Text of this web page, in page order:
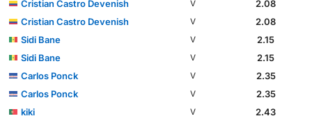
Cristian Castro Devenish
V
2.08
Cristian Castro Devenish
V
2.08
Sidi Bane
V
2.15
Sidi Bane
V
2.15
Carlos Ponck
V
2.35
Carlos Ponck
V
2.35
kiki
V
2.43